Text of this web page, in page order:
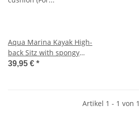
Aqua Marina Kayak High-
back Sitz with spongy
cushion (For all kayaks
39,95 € *
Artikel 1 - 1 von 1